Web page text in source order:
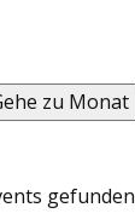
zu Monat
gefunden